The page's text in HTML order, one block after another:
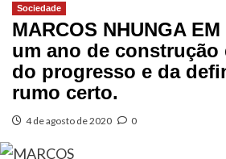
Sociedade
MARCOS NHUNGA
um ano de construção
do progresso e da
rumo certo.
4 de agosto de 2020 0